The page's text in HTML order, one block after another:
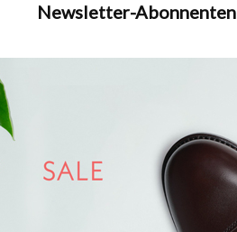
Newsletter-Abonnenten